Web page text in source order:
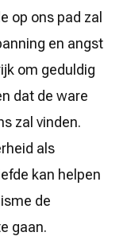
op ons pad zal
en angst
om geduldig
dat de ware
zal vinden.
als
kan helpen
de
gaan.